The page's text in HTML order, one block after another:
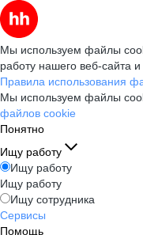
Мы используем файлы
работу нашего веб-сайта
Правила использования
Мы используем файлы
файлов cookie
Понятно
Ищу работу
Ищу работу
Ищу работу
Ищу сотрудника
Сервисы
Помощь